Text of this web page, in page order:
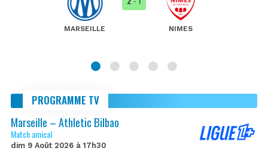
MARSEILLE NIMES
PROGRAMME TV
Marseille – Athletic Bilbao
Match amical
dim 9 Août 2026 à 17h30